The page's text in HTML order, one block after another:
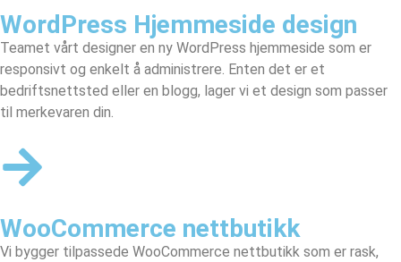
WordPress Hjemmeside design
Teamet vårt designer en ny WordPress hjemmeside som er
responsivt og enkelt å administrere. Enten det er et
bedriftsnettsted eller en blogg, lager vi et design som passer
til merkevaren din.
WooCommerce nettbutikk
Vi bygger tilpassede WooCommerce nettbutikk som er rask,